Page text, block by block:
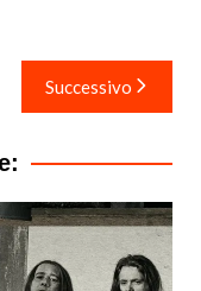
Successivo